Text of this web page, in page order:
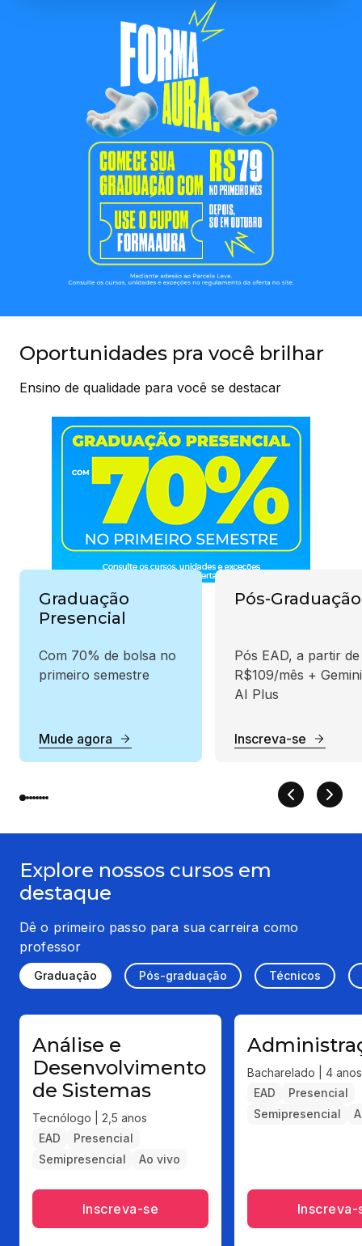
Oportunidades pra você brilhar
Ensino de qualidade para você se destacar
Graduação
Presencial
Com 70% de bolsa no
primeiro semestre
Mude agora
Pós-Graduação
Pós EAD, a partir de
R$109/mês + Gemini
AI Plus
Inscreva-se
Explore nossos cursos em
destaque
Dê o primeiro passo para sua carreira como
professor
Graduação Pós-graduação Técnicos
Análise e
Desenvolvimento
de Sistemas
Tecnólogo | 2,5 anos
EAD
Presencial
Semipresencial
Ao vivo
Inscreva-se
Bacharelado | 4 anos
EAD
Presencial
Semipresencial
Inscreva-